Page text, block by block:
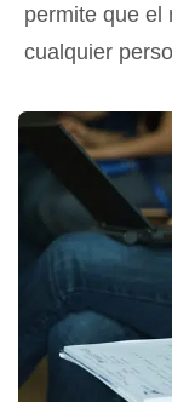
permite que el
cualquier